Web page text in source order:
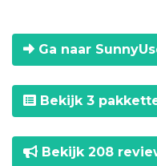
Ga naar
Bekijk 3
Bekijk 208